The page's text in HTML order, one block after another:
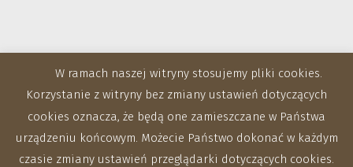
W ramach naszej witryny stosujemy pliki cookies.
Korzystanie z witryny bez zmiany ustawień dotyczących
cookies oznacza, że będą one zamieszczane w Państwa
urządzeniu końcowym. Możecie Państwo dokonać w każdym
czasie zmiany ustawień przeglądarki dotyczących cookies.